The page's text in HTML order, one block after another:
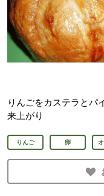
りんごをカステラとパ
来上がり
りんご 卵